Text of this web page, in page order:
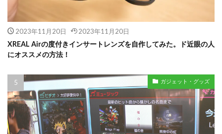
2023年11月20日 2023年11月20日
XREAL Airの度付きインサートレンズを自作してみた。ド近眼の人
にオススメの方法！
ガジェット・グッズ